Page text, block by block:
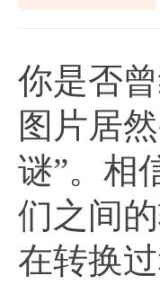
你是否
图片居
谜”。相
们之间
在转换